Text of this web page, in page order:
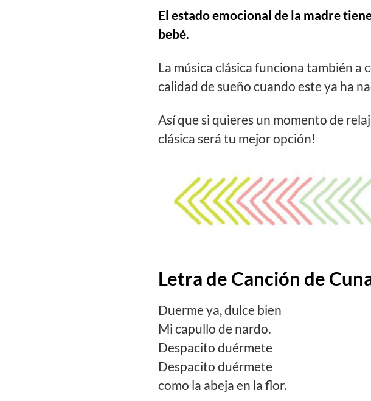
El estado emocional de la madre
bebé.
La música clásica funciona también a
calidad de sueño cuando este ya ha
Así que si quieres un momento de
clásica será tu mejor opción!
Letra de Canción de
Duerme ya, dulce bien
Mi capullo de nardo.
Despacito duérmete
Despacito duérmete
como la abeja en la flor.